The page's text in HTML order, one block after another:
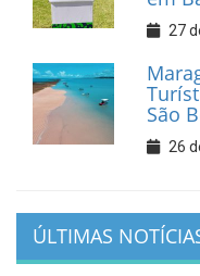
27
São
26
ÚLTIMAS